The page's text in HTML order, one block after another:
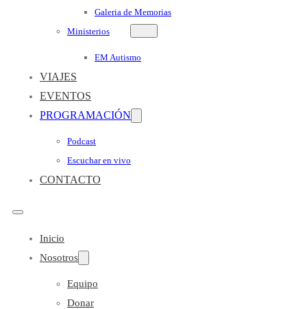
Galeria de Memorias
Ministerios
EM Autismo
VIAJES
EVENTOS
PROGRAMACIÓN
Podcast
Escuchar en vivo
CONTACTO
Inicio
Nosotros
Equipo
Donar